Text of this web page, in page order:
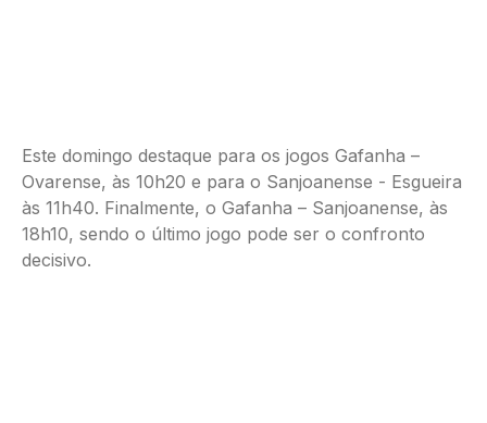
Este domingo destaque para os jogos Gafanha –
Ovarense, às 10h20 e para o Sanjoanense - Esgueira
às 11h40. Finalmente, o Gafanha – Sanjoanense, às
18h10, sendo o último jogo pode ser o confronto
decisivo.